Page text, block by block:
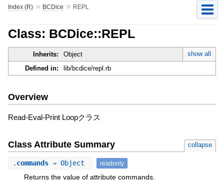
Index (R)» BCDice » REPL
Class: BCDice::REPL
Inherits: Object
show all
Defined in:
lib/bcdice/repl.rb
Overview
Read-Eval-Print Loopクラス
Class Attribute Summary collapse
. commands⇒ Object readonly
Returns the value of attribute commands.